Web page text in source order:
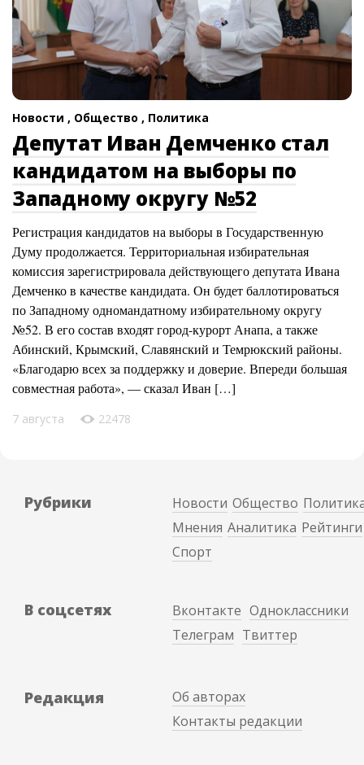
Новости , Общество , Политика
Депутат Иван Демченко стал
кандидатом на выборы по
Западному округу №52
Регистрация кандидатов на выборы в Государственную
Думу продолжается. Территориальная избирательная
комиссия зарегистрировала действующего депутата Ивана
Демченко в качестве кандидата. Он будет баллотироваться
по Западному одномандатному избирательному округу
№52. В его состав входят город-курорт Анапа, а также
Абинский, Крымский, Славянский и Темрюкский районы.
«Благодарю всех за поддержку и доверие. Впереди большая
совместная работа», — сказал Иван […]
7 августа 22478
Рубрики Новости Общество
Мнения Аналитика Рейтинги
Спорт
В соцсетях Вконтакте Одноклассники
Телеграм Твиттер
Редакция
Об авторах
Контакты редакции